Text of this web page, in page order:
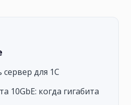
для 1С
10GbE: когда гигабита